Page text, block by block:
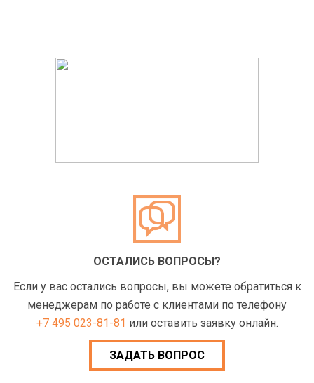
ОСТАЛИСЬ ВОПРОСЫ?
Если у вас остались вопросы, вы можете обратиться к
менеджерам по работе с клиентами по телефону
+7 495 023-81-81 или оставить заявку онлайн.
ЗАДАТЬ ВОПРОС